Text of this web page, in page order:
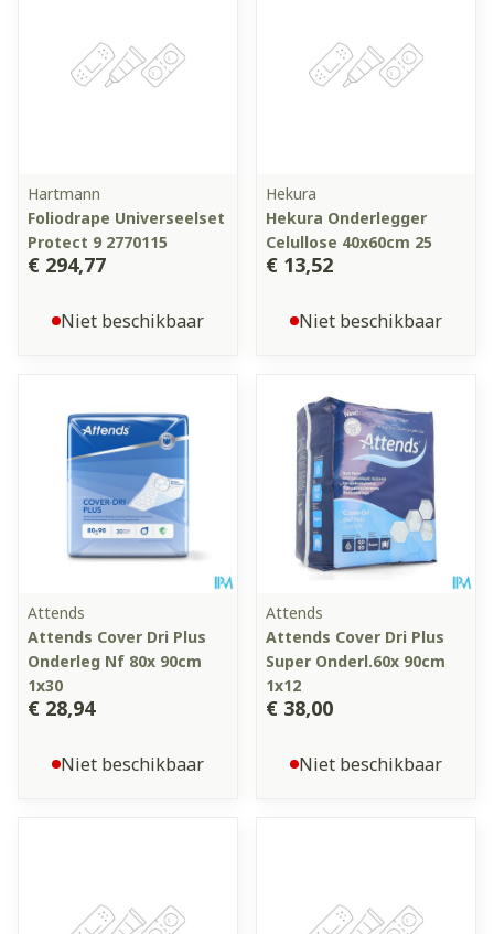
Hartmann
Foliodrape Universeelset
Protect 9 2770115
€ 294,77
Niet beschikbaar
Hekura
Hekura Onderlegger
Celullose 40x60cm 25
€ 13,52
Niet beschikbaar
Attends
Attends Cover Dri Plus
Onderleg Nf 80x 90cm
1x30
€ 28,94
Niet beschikbaar
Attends
Attends Cover Dri Plus
Super Onderl.60x 90cm
1x12
€ 38,00
Niet beschikbaar